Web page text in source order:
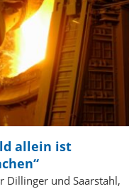
allein ist
Dillinger und Saarstahl,